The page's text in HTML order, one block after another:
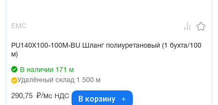
EMC
PU140X100-100M-BU Шланг полиуретановый (1 бухта/100
м)
В наличии 171 м
Удалённый склад 1 500 м
290,75 ₽/мс НДС В корзину